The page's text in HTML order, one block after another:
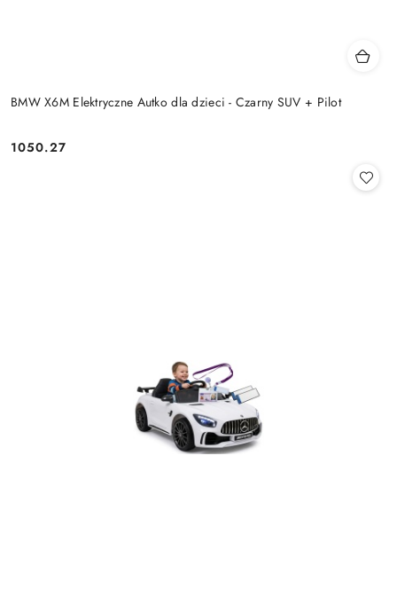
BMW X6M Elektryczne Autko dla dzieci - Czarny SUV + Pilot
Cena:
1050.27